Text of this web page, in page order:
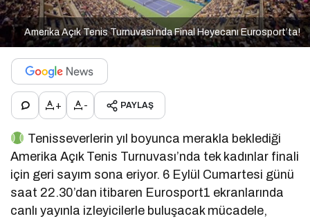
Amerika Açık Tenis Turnuvası’nda Final Heyecanı Eurosport’ta!
+ - PAYLAŞ
Tenisseverlerin yıl boyunca merakla beklediği
Amerika Açık Tenis Turnuvası’nda tek kadınlar finali
için geri sayım sona eriyor. 6 Eylül Cumartesi günü
saat 22.30’dan itibaren Eurosport1 ekranlarında
canlı yayınla izleyicilerle buluşacak mücadele,